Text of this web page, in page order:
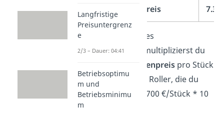
Einstandspreis
Zur Berechnung des
Einstandspreises multiplizierst du
Listenpreispro Stück
mit der Anzahl der Roller, die du
kaufen möchtest: 700 €/Stück * 10
Stück = 7.000 €.
Langfristige
Preisuntergrenz
e
2/3 – Dauer: 04:41
Betriebsoptimu
m und
Betriebsminimu
m